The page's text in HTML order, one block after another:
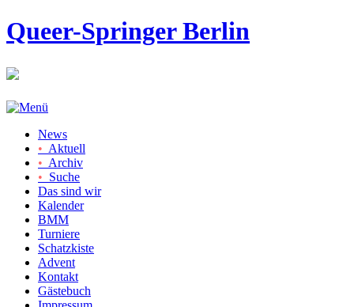
Queer-Springer Berlin
News
• Aktuell
• Archiv
• Suche
Das sind wir
Kalender
BMM
Turniere
Schatzkiste
Advent
Kontakt
Gästebuch